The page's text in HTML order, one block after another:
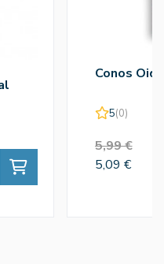
Conos
5(0)
5,99 €
5,09 €